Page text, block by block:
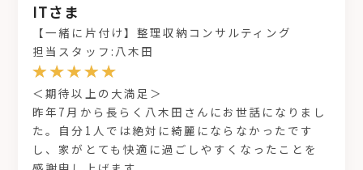
ITさま
【一緒に片付け】整理収納コンサルティング
担当スタッフ:八木田
＜期待以上の大満足＞
昨年7月から長らく八木田さんにお世話になりまし
た。自分1人では絶対に綺麗にならなかったです
し、家がとても快適に過ごしやすくなったことを